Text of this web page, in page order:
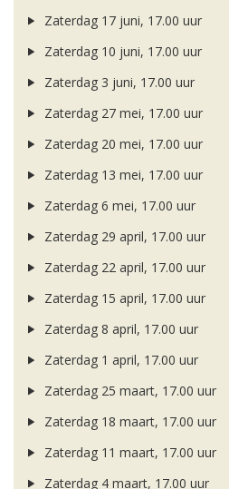
Zaterdag 17 juni, 17.00 uur
Zaterdag 10 juni, 17.00 uur
Zaterdag 3 juni, 17.00 uur
Zaterdag 27 mei, 17.00 uur
Zaterdag 20 mei, 17.00 uur
Zaterdag 13 mei, 17.00 uur
Zaterdag 6 mei, 17.00 uur
Zaterdag 29 april, 17.00 uur
Zaterdag 22 april, 17.00 uur
Zaterdag 15 april, 17.00 uur
Zaterdag 8 april, 17.00 uur
Zaterdag 1 april, 17.00 uur
Zaterdag 25 maart, 17.00 uur
Zaterdag 18 maart, 17.00 uur
Zaterdag 11 maart, 17.00 uur
Zaterdag 4 maart, 17.00 uur